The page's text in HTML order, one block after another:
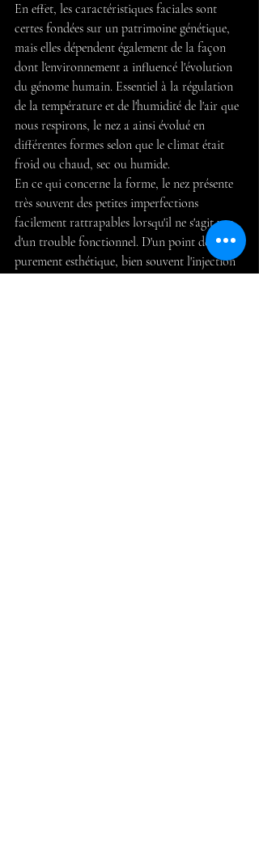
En effet, les caractéristiques faciales sont
certes fondées sur un patrimoine génétique,
mais elles dépendent également de la façon
dont l'environnement a influencé l'évolution
du génome humain. Essentiel à la régulation
de la température et de l'humidité de l'air que
nous respirons, le nez a ainsi évolué en
différentes formes selon que le climat était
froid ou chaud, sec ou humide.
En ce qui concerne la forme, le nez présente
très souvent des petites imperfections
facilement rattrapables lorsqu'il ne s'agit pas
d'un trouble fonctionnel. D'un point de vue
purement esthétique, bien souvent l'injection